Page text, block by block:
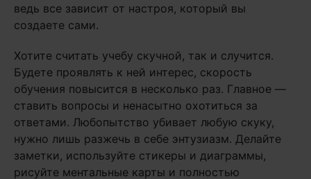
ведь все зависит от настроя, который вы
создаете сами.
Хотите считать учебу скучной, так и случится.
Будете проявлять к ней интерес, скорость
обучения повысится в несколько раз. Главное —
ставить вопросы и ненасытно охотиться за
ответами. Любопытство убивает любую скуку,
нужно лишь разжечь в себе энтузиазм. Делайте
заметки, используйте стикеры и диаграммы,
рисуйте ментальные карты и полностью